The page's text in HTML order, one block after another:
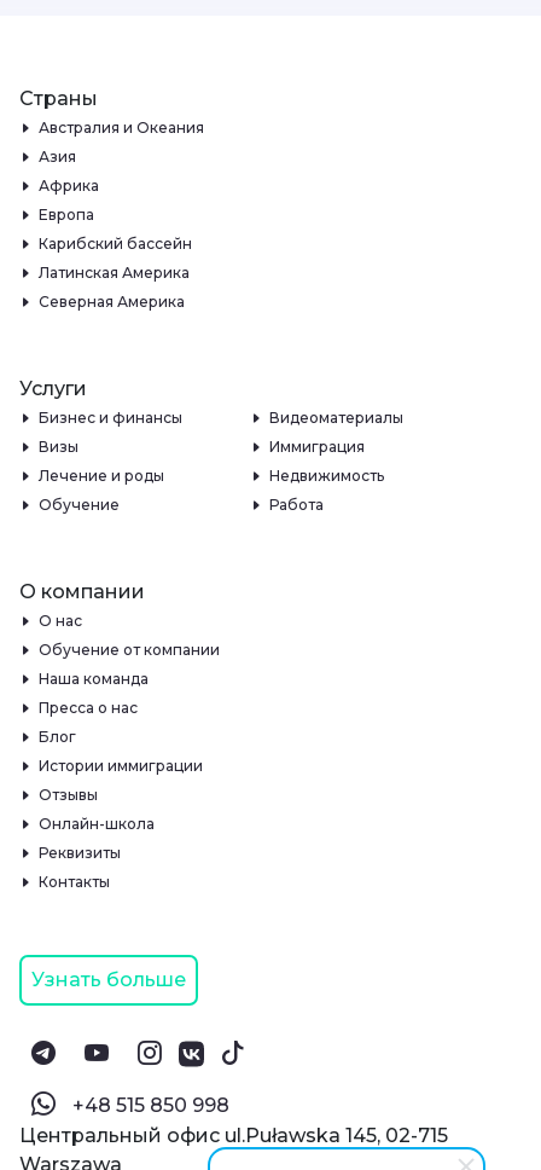
Страны
Австралия и Океания
Азия
Африка
Европа
Карибский бассейн
Латинская Америка
Северная Америка
Услуги
Бизнес и финансы
Видеоматериалы
Визы
Иммиграция
Лечение и роды
Недвижимость
Обучение
Работа
О компании
О нас
Обучение от компании
Наша команда
Пресса о нас
Блог
Истории иммиграции
Отзывы
Онлайн-школа
Реквизиты
Контакты
Узнать больше
‪+48 515 850 998‬
Центральный офис ul.Puławska 145, 02-715
Warszawa